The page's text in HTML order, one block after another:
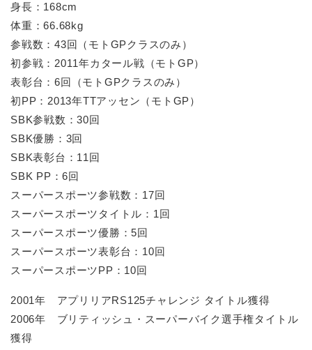
身長：168cm
体重：66.68kg
参戦数：43回（モトGPクラスのみ）
初参戦：2011年カタール戦（モトGP）
表彰台：6回（モトGPクラスのみ）
初PP：2013年TTアッセン（モトGP）
SBK参戦数：30回
SBK優勝：3回
SBK表彰台：11回
SBK PP：6回
スーパースポーツ参戦数：17回
スーパースポーツタイトル：1回
スーパースポーツ優勝：5回
スーパースポーツ表彰台：10回
スーパースポーツPP：10回
2001年 アプリリアRS125チャレンジ タイトル獲得
2006年 ブリティッシュ・スーパーバイク選手権タイトル
獲得